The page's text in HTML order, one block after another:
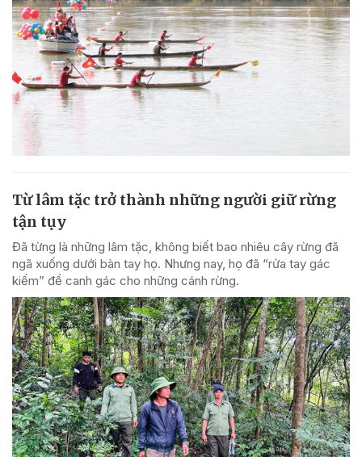
Từ lâm tặc trở thành những người giữ rừng
tận tụy
Đã từng là những lâm tặc, không biết bao nhiêu cây rừng đã
ngã xuống dưới bàn tay họ. Nhưng nay, họ đã “rửa tay gác
kiếm” để canh gác cho những cánh rừng.